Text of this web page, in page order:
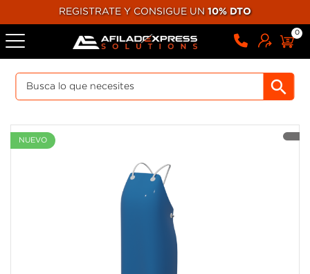
REGISTRATE Y CONSIGUE UN 10% DTO
0
NUEVO